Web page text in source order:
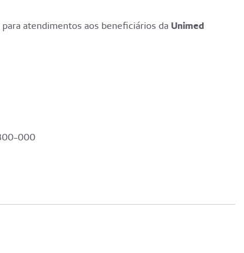
atendimentos aos beneficiários da Unimed
000